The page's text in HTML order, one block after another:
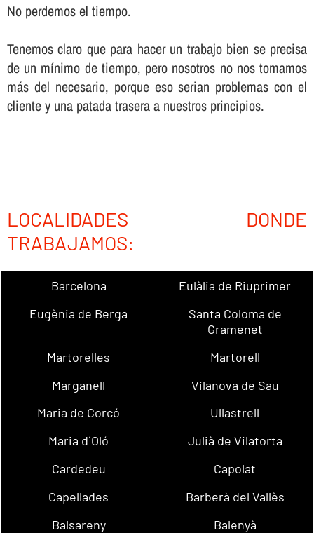
No perdemos el tiempo.
Tenemos claro que para hacer un trabajo bien se precisa
de un mí­nimo de tiempo, pero nosotros no nos tomamos
más del necesario, porque eso serian problemas con el
cliente y una patada trasera a nuestros principios.
LOCALIDADES DONDE
TRABAJAMOS:
Barcelona
Eulàlia de Riuprimer
Eugènia de Berga
Santa Coloma de
Gramenet
Martorelles
Martorell
Marganell
Vilanova de Sau
Maria de Corcó
Ullastrell
Maria d´Oló
Julià de Vilatorta
Cardedeu
Capolat
Capellades
Barberà del Vallès
Balsareny
Balenyà